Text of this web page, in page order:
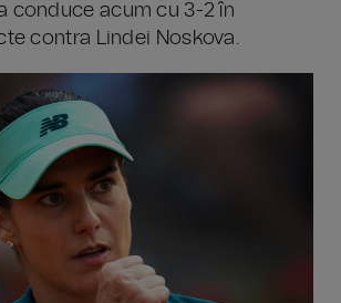
conduce acum cu 3-2 în
contra Lindei Noskova.